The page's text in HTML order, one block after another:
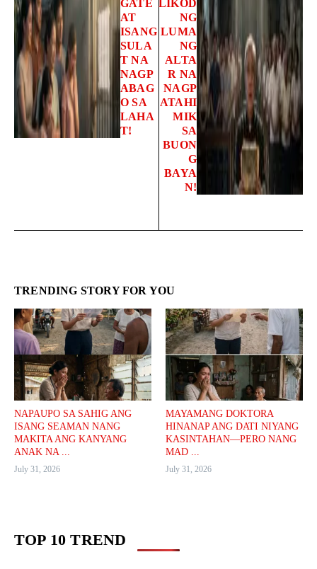
GATE
AT
ISANG
SULA
T NA
NAGP
ABAG
O SA
LAHA
T!
LIKOD
NG
LUMA
NG
ALTA
R NA
NAGP
ATAHI
MIK
SA
BUON
G
BAYA
N!
TRENDING STORY FOR YOU
NAPAUPO SA SAHIG ANG
ISANG SEAMAN NANG
MAKITA ANG KANYANG
ANAK NA ...
July 31, 2026
MAYAMANG DOKTORA
HINANAP ANG DATI NIYANG
KASINTAHAN—PERO NANG
MAD ...
July 31, 2026
TOP 10 TREND